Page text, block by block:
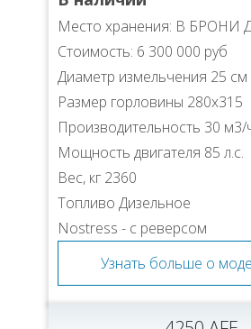
Место хранения: В БРОНИ
Стоимость: 6 300 000 руб
Диаметр измельчения 25 см
Размер горловины 280х315
Производительность 30 м3/
Мощность двигателя 85 л.с.
Вес, кг 2360
Топливо Дизельное
Nostress - с реверсом
Узнать больше о